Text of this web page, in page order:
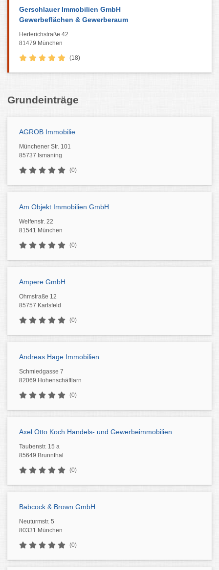
Gerschlauer Immobilien GmbH
Gewerbeflächen & Gewerberaum
Herterichstraße 42
81479 München
(18)
Grundeinträge
AGROB Immobilie
Münchener Str. 101
85737 Ismaning
(0)
Am Objekt Immobilien GmbH
Welfenstr. 22
81541 München
(0)
Ampere GmbH
Ohmstraße 12
85757 Karlsfeld
(0)
Andreas Hage Immobilien
Schmiedgasse 7
82069 Hohenschäftlarn
(0)
Axel Otto Koch Handels- und Gewerbeimmobilien
Taubenstr. 15 a
85649 Brunnthal
(0)
Babcock & Brown GmbH
Neuturmstr. 5
80331 München
(0)